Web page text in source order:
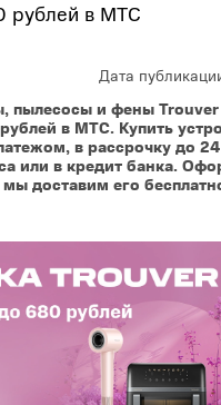
рублей в МТС
Дата
пылесосы и фены Trouver
в МТС. Купить
в рассрочку до
или в кредит банка.
доставим его